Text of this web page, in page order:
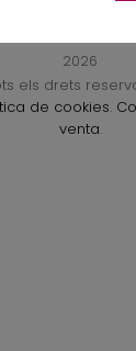
2026
els drets
de cookies.
venta.